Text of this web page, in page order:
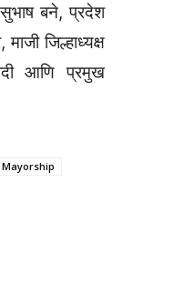
बने, प्रदेश
जिल्हाध्यक्ष
आणि प्रमुख
Mayorship